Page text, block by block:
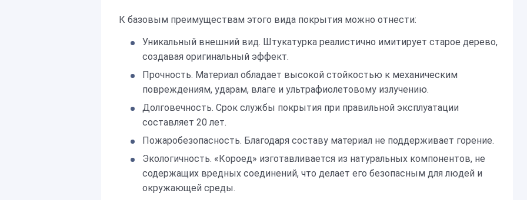
К базовым преимуществам этого вида покрытия можно отнести:
Уникальный внешний вид. Штукатурка реалистично имитирует старое дерево,
создавая оригинальный эффект.
Прочность. Материал обладает высокой стойкостью к механическим
повреждениям, ударам, влаге и ультрафиолетовому излучению.
Долговечность. Срок службы покрытия при правильной эксплуатации
составляет 20 лет.
Пожаробезопасность. Благодаря составу материал не поддерживает горение.
Экологичность. «Короед» изготавливается из натуральных компонентов, не
содержащих вредных соединений, что делает его безопасным для людей и
окружающей среды.